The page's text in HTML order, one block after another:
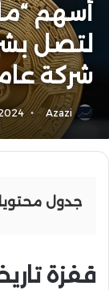
أسهم
شركة
Azazi
جدول
قفزة